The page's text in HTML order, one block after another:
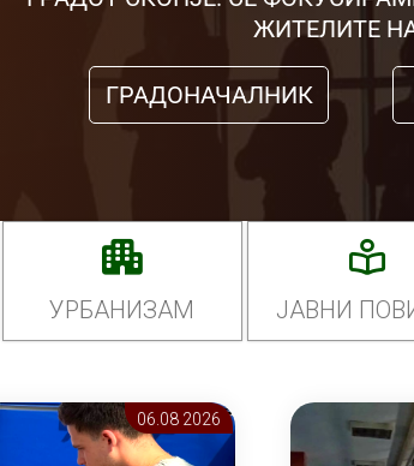
ЖИТЕЛИТЕ
ГРАДОНАЧАЛНИК
УРБАНИЗАМ ЈАВНИ
06.08 2026